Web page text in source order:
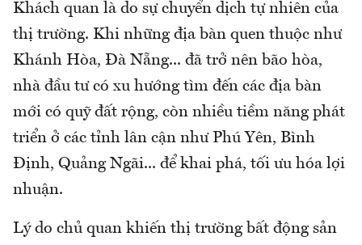
Khách quan là do sự chuyển dịch tự nhiên của
thị trường. Khi những địa bàn quen thuộc như
Khánh Hòa, Đà Nẵng... đã trở nên bão hòa,
nhà đầu tư có xu hướng tìm đến các địa bàn
mới có quỹ đất rộng, còn nhiều tiềm năng phát
triển ở các tỉnh lân cận như Phú Yên, Bình
Định, Quảng Ngãi... để khai phá, tối ưu hóa lợi
nhuận.
Lý do chủ quan khiến thị trường bất động sản